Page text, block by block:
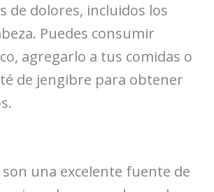
de dolores, incluidos los
Puedes consumir
agregarlo a tus comidas o
de jengibre para obtener
una excelente fuente de